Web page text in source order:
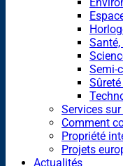
Semi-
Services
Comment
Propriété
Projets
Actualités